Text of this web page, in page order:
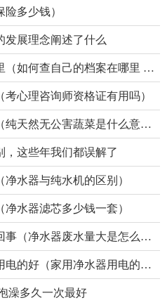
多少钱）
发展理念阐述了什么
何查自己的档案在哪里 枝江）
心理咨询师资格证有用吗）
天然无公害蔬菜是什么意思）
，这些年我们都误解了
水器与纯水机的区别）
水器滤芯多少钱一套）
量大是怎么回事,净水器一直排废水是什么）
用净水器用电的好还是不用电的好）
澡多久一次最好